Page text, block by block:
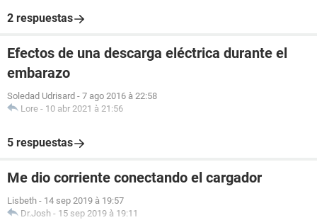
2 respuestas
Efectos de una descarga eléctrica durante el
embarazo
Soledad Udrisard - 7 ago 2016 à 22:58
Lore - 10 abr 2021 à 21:56
5 respuestas
Me dio corriente conectando el cargador
Lisbeth - 14 sep 2019 à 19:57
Dr.Josh - 15 sep 2019 à 19:11